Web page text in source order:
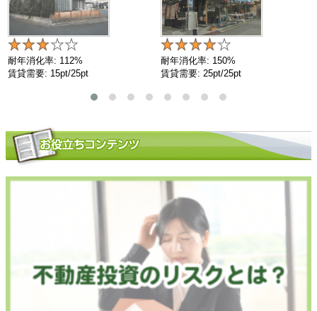
耐年消化率: 112%
賃貸需要: 15pt/25pt
耐年消化率: 150%
賃貸需要: 25pt/25pt